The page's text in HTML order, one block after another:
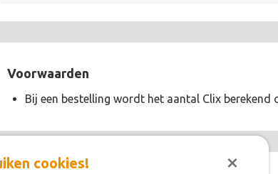
×
cookies!
Voorwaarden
Bij een bestelling wordt het aantal Clix